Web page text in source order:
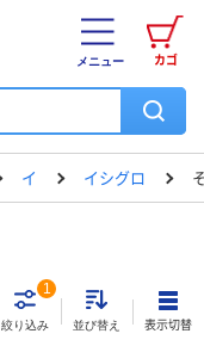
カゴ
メニュー
イ イシグロ
絞り込み
1
並び替え 表示切替